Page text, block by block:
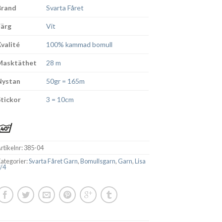
Svarta Fåret
Vit
100% kammad bomull
28 m
50gr = 165m
3 = 10cm
385-04
Svarta Fåret Garn,Bomullsgarn, Garn,Lisa
4